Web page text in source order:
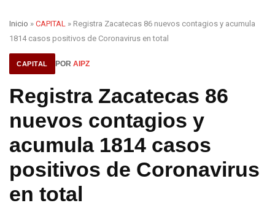
Inicio » CAPITAL » Registra Zacatecas 86 nuevos contagios y acumula
1814 casos positivos de Coronavirus en total
CAPITAL POR AIPZ
Registra Zacatecas 86
nuevos contagios y
acumula 1814 casos
positivos de Coronavirus
en total